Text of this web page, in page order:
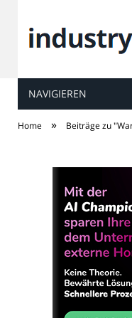
NAVIGIEREN
Home » Beiträge zu